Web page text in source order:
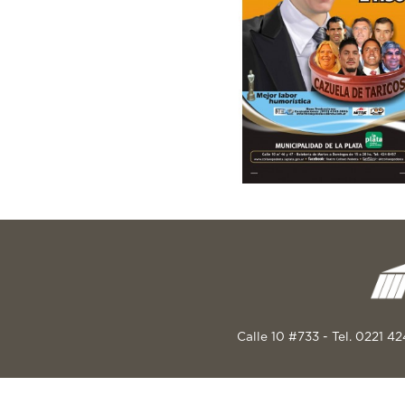
Calle 10 #733 - Tel. 0221